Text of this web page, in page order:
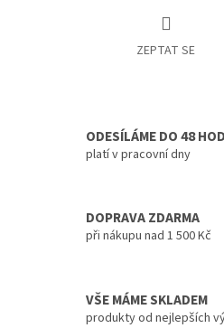
ZEPTAT SE
ODESÍLÁME DO 48
platí v pracovní dny
DOPRAVA ZDARMA
při nákupu nad 1 500 Kč
VŠE MÁME SKLADEM
produkty od nejlepších